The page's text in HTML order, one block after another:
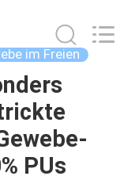
im Freien
PUs